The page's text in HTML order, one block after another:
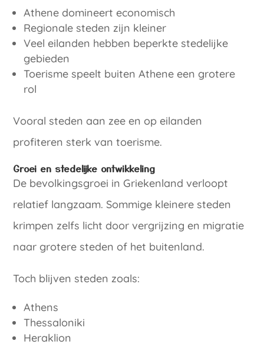
Athene domineert economisch
Regionale steden zijn kleiner
Veel eilanden hebben beperkte stedelijke
gebieden
Toerisme speelt buiten Athene een grotere
rol
Vooral steden aan zee en op eilanden
profiteren sterk van toerisme.
Groei en stedelijke ontwikkeling
De bevolkingsgroei in Griekenland verloopt
relatief langzaam. Sommige kleinere steden
krimpen zelfs licht door vergrijzing en migratie
naar grotere steden of het buitenland.
Toch blijven steden zoals:
Athens
Thessaloniki
Heraklion